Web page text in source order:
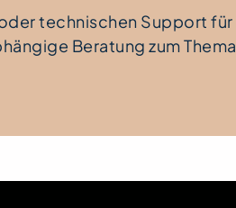
technischen Support für
Beratung zum Thema